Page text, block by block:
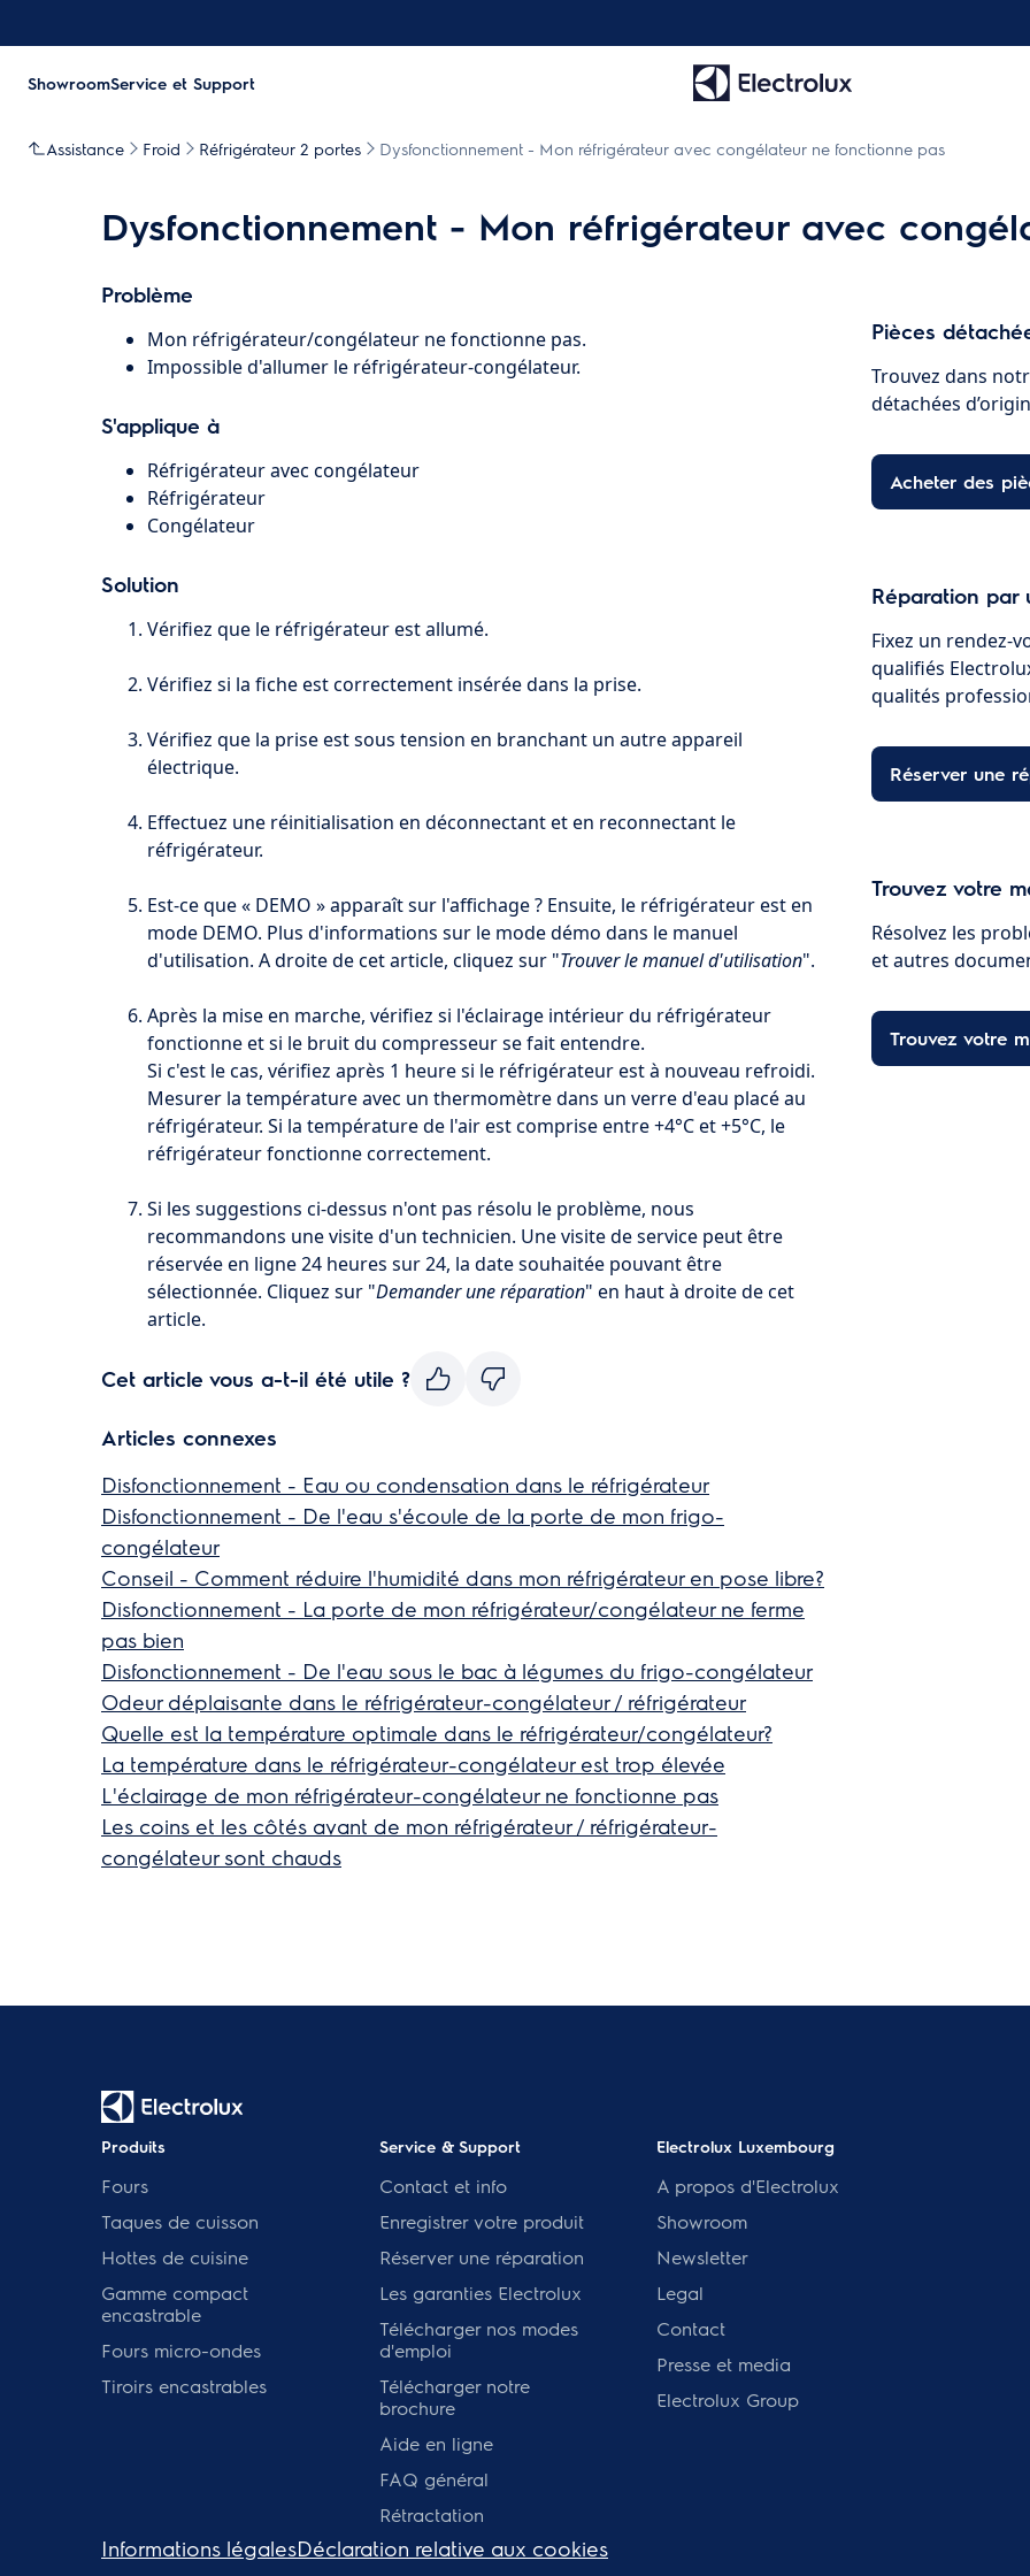
ShowroomService et Support
Assistance Froid Réfrigérateur 2 portes Dysfonctionnement - Mon réfrigérateur avec congélateur ne fonctionne pas
Dysfonctionnement - Mon réfrigérateur avec
Problème
Mon réfrigérateur/congélateur ne fonctionne pas.
Impossible d'allumer le réfrigérateur-congélateur.
S'applique à
Réfrigérateur avec congélateur
Réfrigérateur
Congélateur
Solution
Vérifiez que le réfrigérateur est allumé.
Vérifiez si la fiche est correctement insérée dans la prise.
Vérifiez que la prise est sous tension en branchant un autre appareil
électrique.
Effectuez une réinitialisation en déconnectant et en reconnectant le
réfrigérateur.
Est-ce que « DEMO » apparaît sur l'affichage ? Ensuite, le réfrigérateur est en
mode DEMO. Plus d'informations sur le mode démo dans le manuel
d'utilisation. A droite de cet article, cliquez sur "Trouver le manuel d'utilisation".
Après la mise en marche, vérifiez si l'éclairage intérieur du réfrigérateur
fonctionne et si le bruit du compresseur se fait entendre.
Si c'est le cas, vérifiez après 1 heure si le réfrigérateur est à nouveau refroidi.
Mesurer la température avec un thermomètre dans un verre d'eau placé au
réfrigérateur. Si la température de l'air est comprise entre +4°C et +5°C, le
réfrigérateur fonctionne correctement.
Si les suggestions ci-dessus n'ont pas résolu le problème, nous
recommandons une visite d'un technicien. Une visite de service peut être
réservée en ligne 24 heures sur 24, la date souhaitée pouvant être
sélectionnée. Cliquez sur "Demander une réparation" en haut à droite de cet
article.
Cet article vous a-t-il été utile ?
Articles connexes
Disfonctionnement - Eau ou condensation dans le réfrigérateur
Disfonctionnement - De l'eau s'écoule de la porte de mon frigo-
congélateur
Conseil - Comment réduire l'humidité dans mon réfrigérateur en pose libre?
Disfonctionnement - La porte de mon réfrigérateur/congélateur ne ferme
pas bien
Disfonctionnement - De l'eau sous le bac à légumes du frigo-congélateur
Odeur déplaisante dans le réfrigérateur-congélateur / réfrigérateur
Quelle est la température optimale dans le réfrigérateur/congélateur?
La température dans le réfrigérateur-congélateur est trop élevée
L'éclairage de mon réfrigérateur-congélateur ne fonctionne pas
Les coins et les côtés avant de mon réfrigérateur / réfrigérateur-
congélateur sont chauds
Pièces
Trouvez dans
détachées
Acheter des
Réparation par
Fixez un rendez-
qualifiés
qualités
Réserver une
Trouvez votre
Résolvez les
et autres
Trouvez votre
Produits
Fours
Taques de cuisson
Hottes de cuisine
Gamme compact
encastrable
Fours micro-ondes
Tiroirs encastrables
Service & Support
Contact et info
Enregistrer votre produit
Réserver une réparation
Les garanties Electrolux
Télécharger nos modes
d'emploi
Télécharger notre
brochure
Aide en ligne
FAQ général
Rétractation
Electrolux Luxembourg
A propos d'Electrolux
Showroom
Newsletter
Legal
Contact
Presse et media
Electrolux Group
Informations légalesDéclaration relative aux cookies